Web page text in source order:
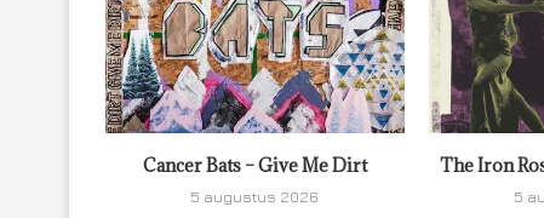
Cancer Bats – Give Me Dirt
5 augustus 2026
The Iron
5